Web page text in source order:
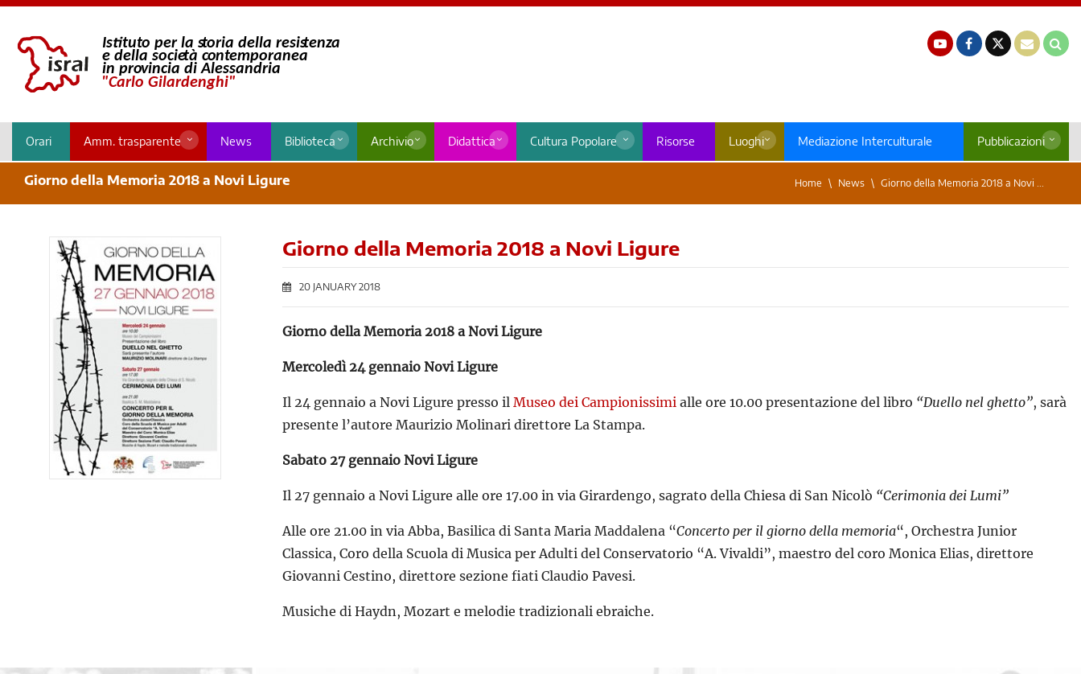
Orari Amm. trasparente News Biblioteca Archivio Didattica Cultura Popolare Risorse Luoghi Mediazione Interculturale Pubblicazioni
Giorno della Memoria 2018 a Novi Ligure Home News Giorno della Memoria 2018 a Novi ...
Giorno della Memoria 2018 a Novi Ligure
20 JANUARY 2018
Giorno della Memoria 2018 a Novi Ligure
Mercoledì 24 gennaio Novi Ligure
Il 24 gennaio a Novi Ligure presso il Museo dei Campionissimi alle ore 10.00 presentazione del libro “Duello nel ghetto”, sarà
presente l’autore Maurizio Molinari direttore La Stampa.
Sabato 27 gennaio Novi Ligure
Il 27 gennaio a Novi Ligure alle ore 17.00 in via Girardengo, sagrato della Chiesa di San Nicolò “Cerimonia dei Lumi”
Alle ore 21.00 in via Abba, Basilica di Santa Maria Maddalena “Concerto per il giorno della memoria“, Orchestra Junior
Classica, Coro della Scuola di Musica per Adulti del Conservatorio “A. Vivaldi”, maestro del coro Monica Elias, direttore
Giovanni Cestino, direttore sezione fiati Claudio Pavesi.
Musiche di Haydn, Mozart e melodie tradizionali ebraiche.